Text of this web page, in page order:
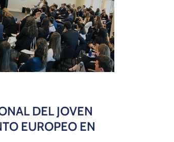
DEL JOVEN
EUROPEO EN